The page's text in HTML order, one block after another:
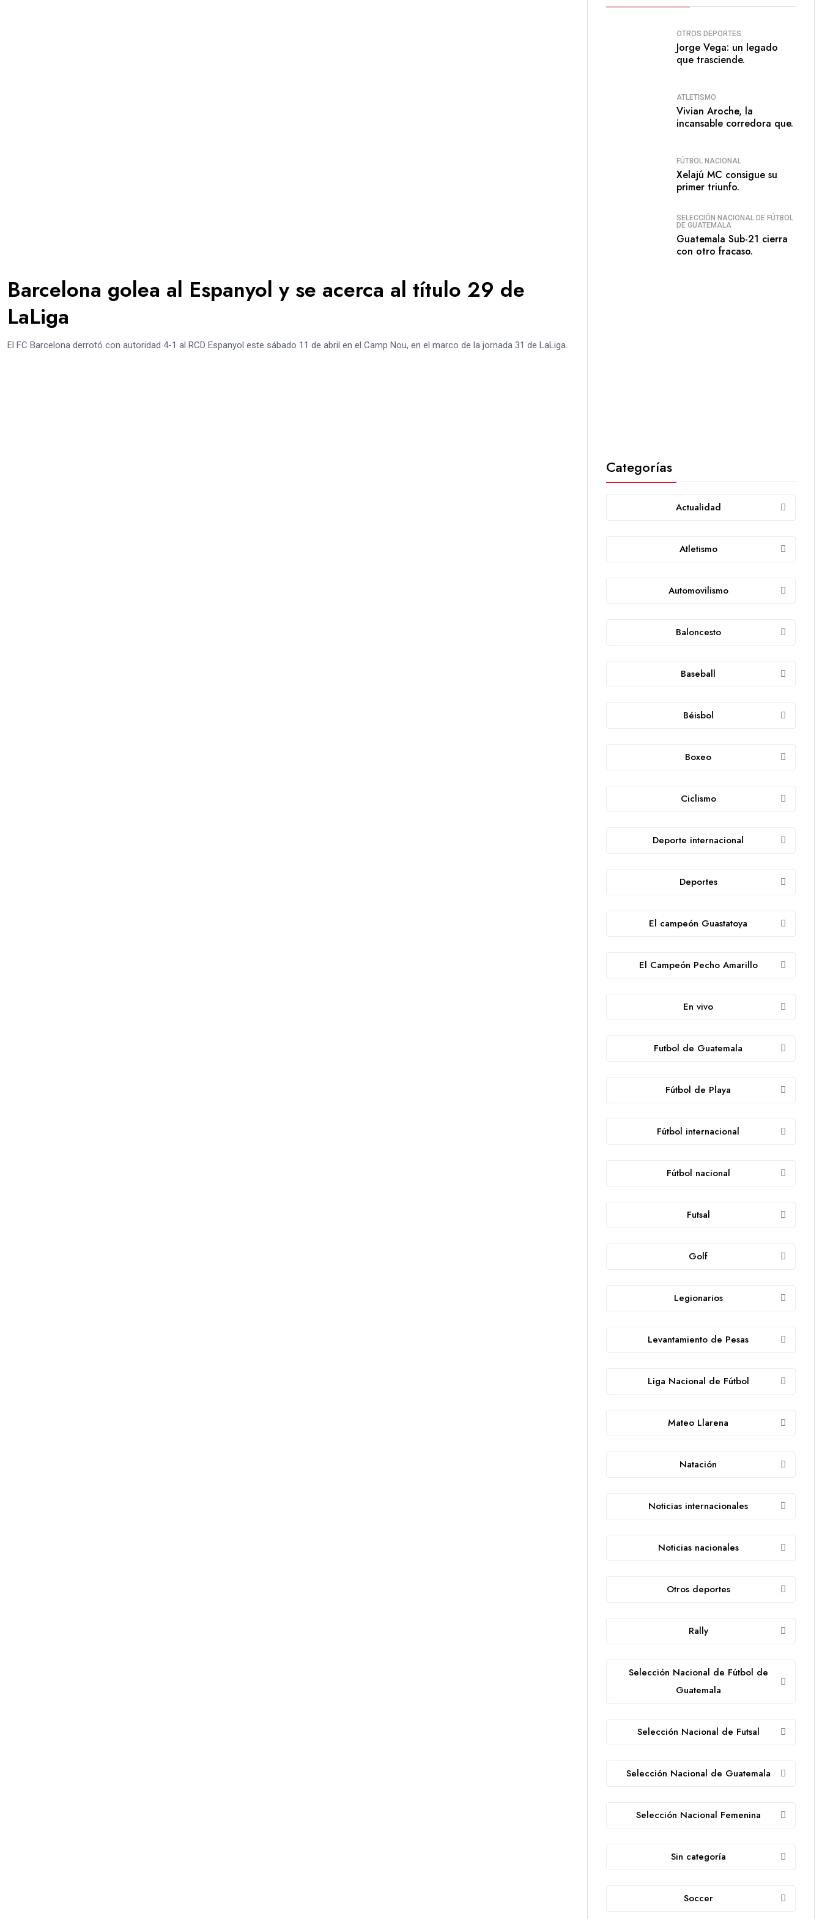
Barcelona golea al Espanyol y se acerca al título 29 de
LaLiga
El FC Barcelona derrotó con autoridad 4-1 al RCD Espanyol este sábado 11 de abril en el Camp Nou, en el marco de la jornada 31 de LaLiga.
OTROS DEPORTES
Jorge Vega: un legado
que trasciende.
ATLETISMO
Vivian Aroche, la
incansable corredora que.
FÚTBOL NACIONAL
Xelajú MC consigue su
primer triunfo.
SELECCIÓN NACIONAL DE FÚTBOL
DE GUATEMALA
Guatemala Sub-21 cierra
con otro fracaso.
Categorías
Actualidad
Atletismo
Automovilismo
Baloncesto
Baseball
Béisbol
Boxeo
Ciclismo
Deporte internacional
Deportes
El campeón Guastatoya
El Campeón Pecho Amarillo
En vivo
Futbol de Guatemala
Fútbol de Playa
Fútbol internacional
Fútbol nacional
Futsal
Golf
Legionarios
Levantamiento de Pesas
Liga Nacional de Fútbol
Mateo Llarena
Natación
Noticias internacionales
Noticias nacionales
Otros deportes
Rally
Selección Nacional de Fútbol de
Guatemala
Selección Nacional de Futsal
Selección Nacional de Guatemala
Selección Nacional Femenina
Sin categoría
Soccer